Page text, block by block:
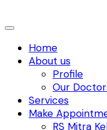
Home
About us
Profile
Our
Services
Make
RS Mitra